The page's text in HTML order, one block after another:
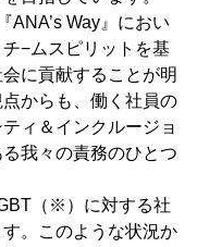
Way』におい
−ムスピリットを基
に貢献することが明
からも、働く社員の
ィ＆インクルージョ
我々の責務のひとつ
（※）に対する社
。このような状況か